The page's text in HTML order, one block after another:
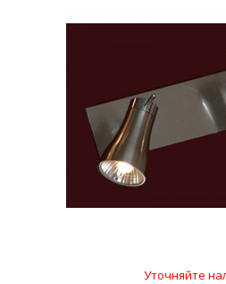
Уточняйте